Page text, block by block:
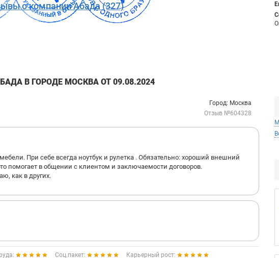
о компании Абада (327)
В ГОРОДЕ МОСКВА ОТ 09.08.2024
Город: Москва
Отзыв №604328
При себе всегда ноутбук и рулетка . Обязательно: хороший внешний
помогает в общении с клиентом и заключаемости договоров.
как в других.
Соц.пакет: Карьерный рост: